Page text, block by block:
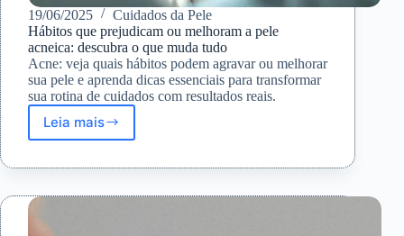
19/06/2025
Cuidados da Pele
Hábitos que prejudicam ou melhoram a pele
acneica: descubra o que muda tudo
Acne: veja quais hábitos podem agravar ou melhorar
sua pele e aprenda dicas essenciais para transformar
sua rotina de cuidados com resultados reais.
Leia mais
Hábitos
prejudicam
melhoram